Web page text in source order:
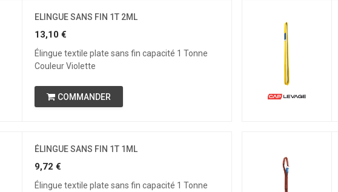
ELINGUE SANS FIN 1T 2ML
13,10€
Élingue textile plate sans fin capacité 1 Tonne
Couleur Violette
COMMANDER
ÉLINGUE SANS FIN 1T 1ML
9,72 €
Élingue textile plate sans fin capacité 1 Tonne